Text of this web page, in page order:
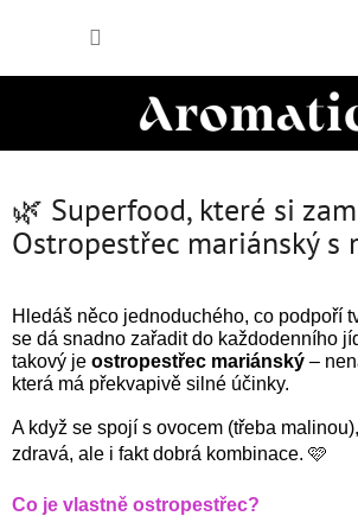
🌿 Superfood, které si
Ostropestřec mariánský s
Hledáš něco jednoduchého, co podpoří
se dá snadno zařadit do každodenního
takový je ostropestřec mariánský –
která má překvapivě silné účinky.
A když se spojí s ovocem (třeba
zdravá, ale i fakt dobrá kombinace. 🩷
Co je vlastně ostropestřec?